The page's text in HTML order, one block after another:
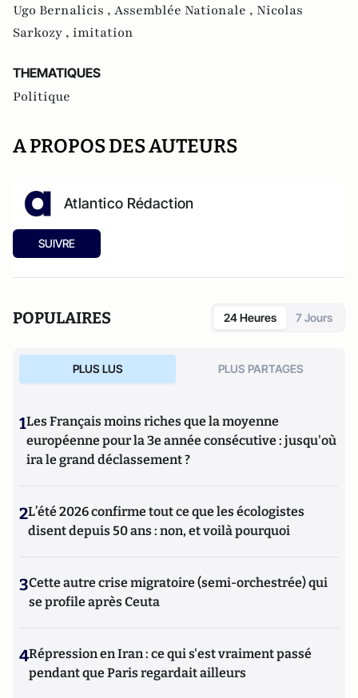
Ugo Bernalicis , Assemblée Nationale , Nicolas
Sarkozy , imitation
THEMATIQUES
Politique
A PROPOS DES AUTEURS
Atlantico Rédaction
SUIVRE
POPULAIRES 24 Heures 7 Jours
PLUS LUS PLUS PARTAGES
1Les Français moins riches que la moyenne
européenne pour la 3e année consécutive : jusqu'où
ira le grand déclassement ?
2L’été 2026 confirme tout ce que les écologistes
disent depuis 50 ans : non, et voilà pourquoi
3Cette autre crise migratoire (semi-orchestrée) qui
se profile après Ceuta
4Répression en Iran : ce qui s'est vraiment passé
pendant que Paris regardait ailleurs